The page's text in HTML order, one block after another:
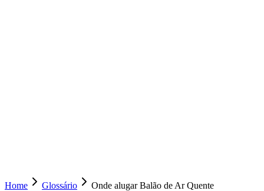
Home Glossário
Onde alugar Balão de Ar Quente